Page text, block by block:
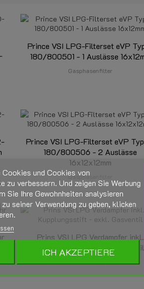
Prince VSI LPG-Filterset eVP
180/800501 - 1 Auslässe
Gasphasenfilter
Prince VSI LPG-Filterset eVP
180/800506 - 2 Auslässe
16x12x12mm
Gasphasenfilter
Prins VSI LPG Verdampfer inkl.
Kupplungsstift - exkl. Gasventil
und Cookies von
zu verbessern. Und zeigen Sie Werbung
Sie Ihre Gewohnheiten analysieren
seiner Verwendung zu geben, klicken
ICH AKZEPTIERE